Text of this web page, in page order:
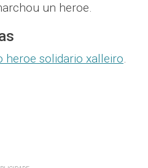
un heroe.
heroe solidario xalleiro.